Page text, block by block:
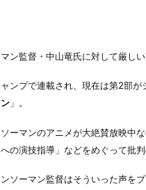
ン監督・中山竜氏に対して厳し
ンプで連載され、現在は第2部
」。
ーマンのアニメが大絶賛放映中
の演技指導」などをめぐって批
ソーマン監督はそういった声を